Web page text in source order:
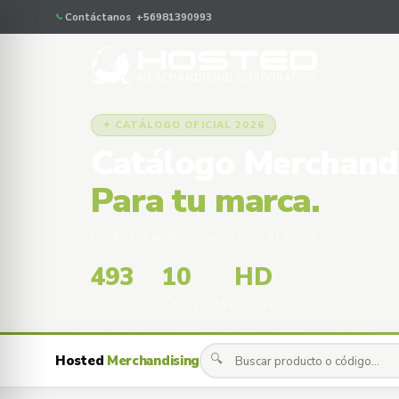
Contáctanos +56981390993
✦ CATÁLOGO OFICIAL 2026
Para tu marca.
493 10 HD
Hosted Merchandising 🔍